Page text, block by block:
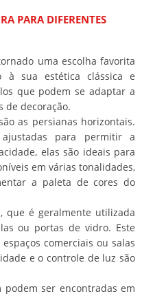
PARA DIFERENTES
uma escolha favorita
à sua estética clássica e
que podem se adaptar a
de decoração.
as persianas horizontais.
para permitir a
elas são ideais para
em várias tonalidades,
a paleta de cores do
que é geralmente utilizada
ou portas de vidro. Este
comerciais ou salas
e o controle de luz são
ser encontradas em